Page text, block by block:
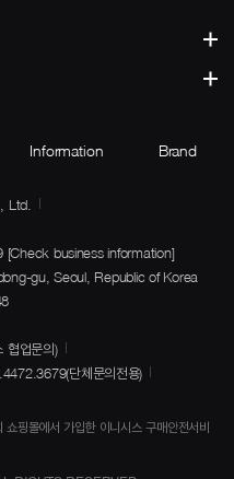
Information Brand
Ltd.
[Check business information]
gu, Seoul, Republic of Korea
업문의)
단체문의전용)
핑몰에서 가입한 이니시스 구매안전서비